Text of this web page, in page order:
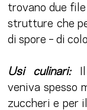
trovano due
strutture che
di spore – di
Usi culinari:
veniva spesso
zuccheri e per